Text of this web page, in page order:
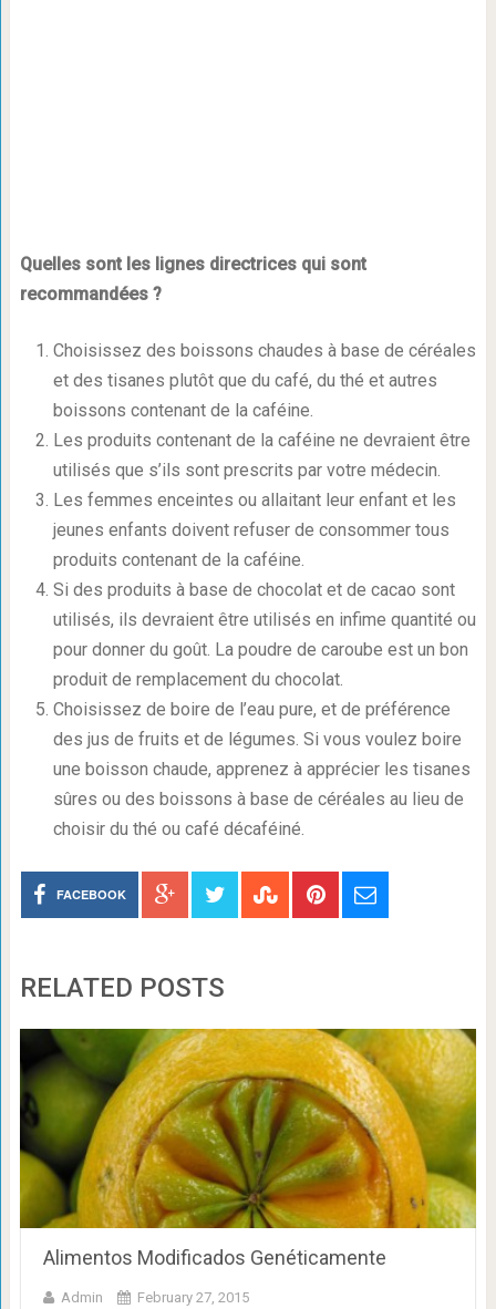
Quelles sont les lignes directrices qui sont
recommandées ?
Choisissez des boissons chaudes à base de céréales
et des tisanes plutôt que du café, du thé et autres
boissons contenant de la caféine.
Les produits contenant de la caféine ne devraient être
utilisés que s’ils sont prescrits par votre médecin.
Les femmes enceintes ou allaitant leur enfant et les
jeunes enfants doivent refuser de consommer tous
produits contenant de la caféine.
Si des produits à base de chocolat et de cacao sont
utilisés, ils devraient être utilisés en infime quantité ou
pour donner du goût. La poudre de caroube est un bon
produit de remplacement du chocolat.
Choisissez de boire de l’eau pure, et de préférence
des jus de fruits et de légumes. Si vous voulez boire
une boisson chaude, apprenez à apprécier les tisanes
sûres ou des boissons à base de céréales au lieu de
choisir du thé ou café décaféiné.
FACEBOOK
RELATED POSTS
Alimentos Modificados Genéticamente
Admin February 27, 2015